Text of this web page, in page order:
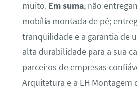
muito. Em suma, não
mobília montada de pé;
tranquilidade e a garantia de
alta durabilidade para a sua
parceiros de empresas
Arquitetura e a LH Montagem